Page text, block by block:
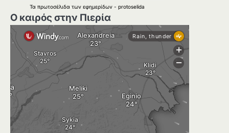
Τα πρωτοσέλιδα των εφημερίδων - protoselida
Ο καιρός στην Πιερία